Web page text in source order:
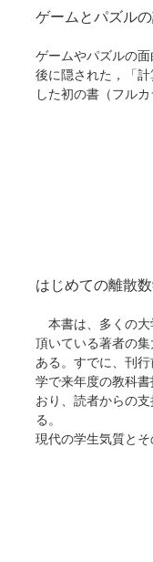
めることができる。
く学ぶことのできる
ゲームとパズル
ゲームやパズルの
後に隠された，「
した初の書（フルカ
はじめての離散
本書は、多くの大
頂いている著者の
ある。すでに、刊
学で来年度の教科
おり、読者からの
る。
現代の学生気質と